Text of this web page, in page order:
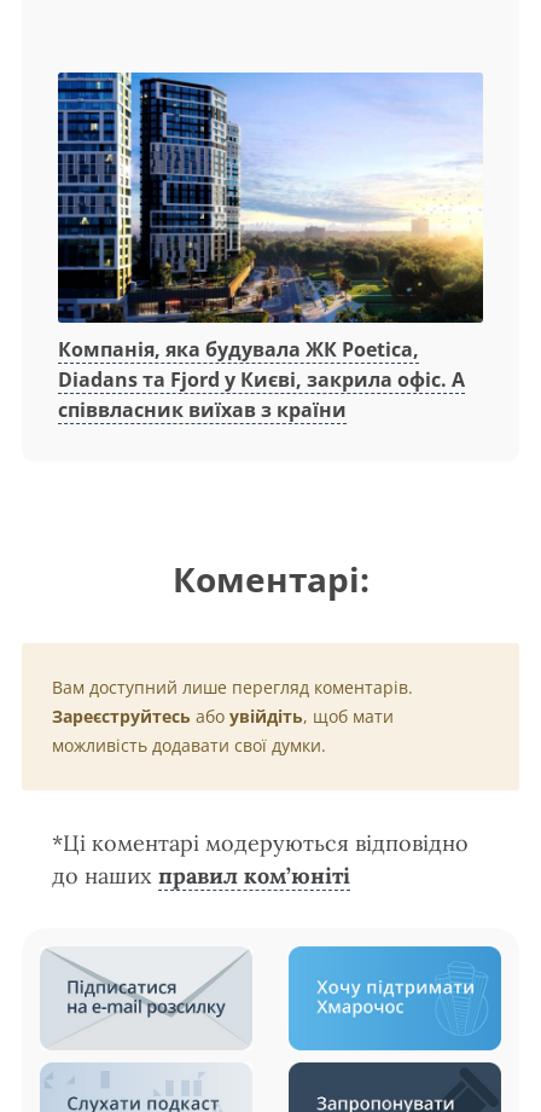
Компанія, яка будувала ЖК Poetica,
Diadans та Fjord у Києві, закрила офіс. А
співвласник виїхав з країни
Коментарі:
Вам доступний лише перегляд коментарів.
Зареєструйтесь або увійдіть, щоб мати
можливість додавати свої думки.
*Ці коментарі модеруються відповідно
до наших правил ком’юніті